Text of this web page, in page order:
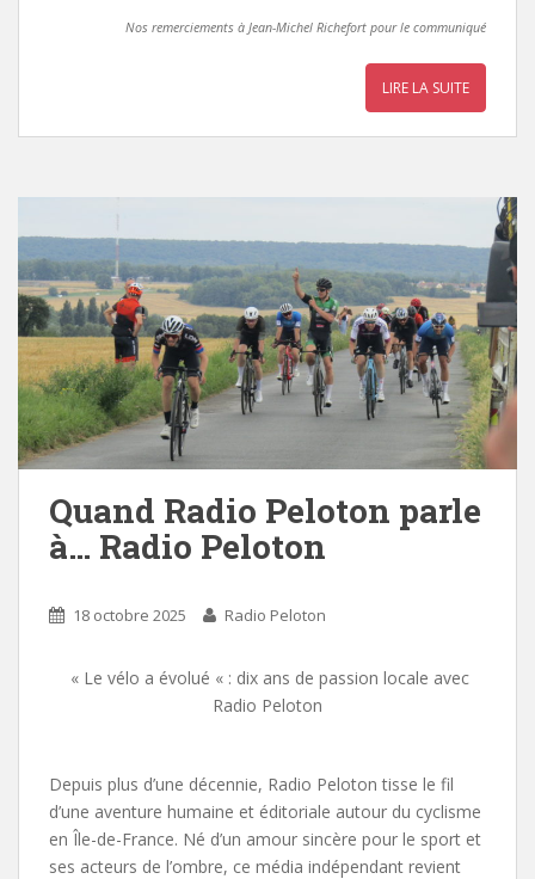
Nos remerciements à Jean-Michel Richefort pour le communiqué
LIRE LA SUITE
Quand Radio Peloton parle
à… Radio Peloton
18 octobre 2025 Radio Peloton
« Le vélo a évolué « : dix ans de passion locale avec
Radio Peloton
Depuis plus d’une décennie, Radio Peloton tisse le fil
d’une aventure humaine et éditoriale autour du cyclisme
en Île-de-France. Né d’un amour sincère pour le sport et
ses acteurs de l’ombre, ce média indépendant revient